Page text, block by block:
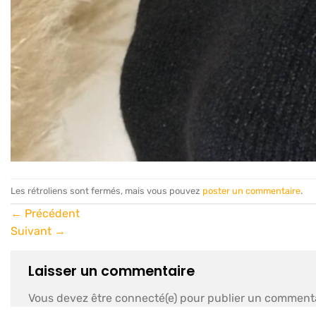
Les rétroliens sont fermés, mais vous pouvez poster un commentaire.
← Précédent
Suivant →
Laisser un commentaire
Vous devez être connecté(e) pour publier un